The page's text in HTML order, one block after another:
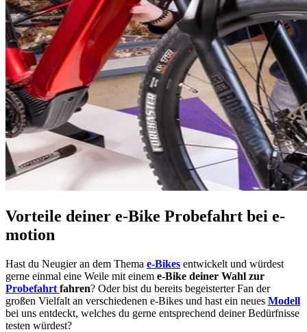
Vorteile deiner e-Bike Probefahrt bei e-
motion
Hast du Neugier an dem Thema e-Bikes entwickelt und würdest
gerne einmal eine Weile mit einem e-Bike deiner Wahl zur
Probefahrt fahren? Oder bist du bereits begeisterter Fan der
großen Vielfalt an verschiedenen e-Bikes und hast ein neues Modell
bei uns entdeckt, welches du gerne entsprechend deiner Bedürfnisse
testen würdest?